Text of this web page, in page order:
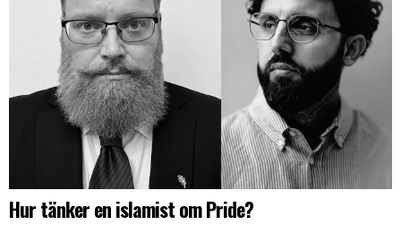
Hur tänker en islamist om Pride?